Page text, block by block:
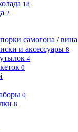
18
2
самогона / вина
и аксессуары 8
4
0
0
8